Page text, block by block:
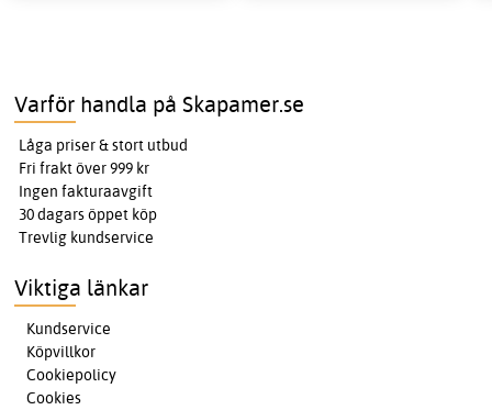
Varför handla på Skapamer.se
Låga priser & stort utbud
Fri frakt över 999 kr
Ingen fakturaavgift
30 dagars öppet köp
Trevlig kundservice
Viktiga länkar
Kundservice
Köpvillkor
Cookiepolicy
Cookies